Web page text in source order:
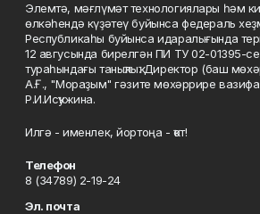
Элемтә, мәғлүмәт технологиялары һәм
өлкәһендә күҙәтеү буйынса федераль
Республикаһы буйынса идаралығында
12 авгусында бирелгән ПИ ТУ 02-01395-
тураһындағы таныҡлыҡ. Директор (баш
А.Ғ., "Мораҙым" гәзите мөхәррире
Р.И.Исҡужина.
Илгә - именлек, йортоңа - ҡот!
Телефон
8 (34789) 2-19-24
Эл. почта